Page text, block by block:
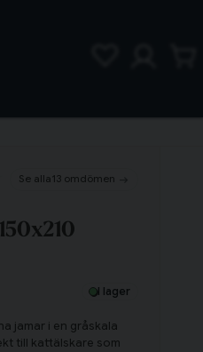
13 omdömen
I lager
jamar i en gråskala
till kattälskare som